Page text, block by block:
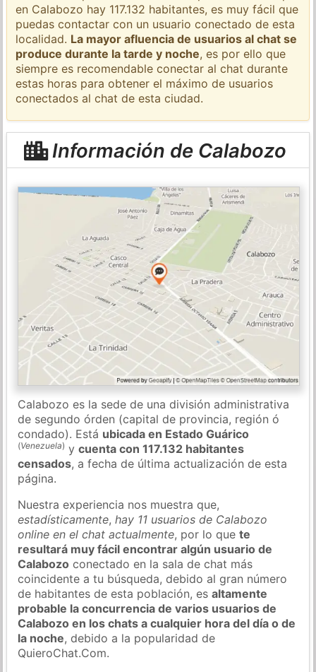
en Calabozo hay 117.132 habitantes, es muy fácil que
puedas contactar con un usuario conectado de esta
localidad. La mayor afluencia de usuarios al chat se
produce durante la tarde y noche, es por ello que
siempre es recomendable conectar al chat durante
estas horas para obtener el máximo de usuarios
conectados al chat de esta ciudad.
Información de Calabozo
Calabozo es la sede de una división administrativa
de segundo órden (capital de provincia, región ó
condado). Está ubicada en Estado Guárico
(Venezuela) ycuenta con 117.132 habitantes
censados, a fecha de última actualización de esta
página.
Nuestra experiencia nos muestra que,
estadísticamente,hay 11 usuarios de Calabozo
online en el chat actualmente, por lo quete
resultará muy fácil encontrar algún usuario de
Calabozo conectado en la sala de chat más
coincidente a tu búsqueda, debido al gran número
de habitantes de esta población, esaltamente
probable la concurrencia de varios usuarios de
Calabozo en los chats a cualquier hora del día o de
la noche, debido a la popularidad de
QuieroChat.Com.